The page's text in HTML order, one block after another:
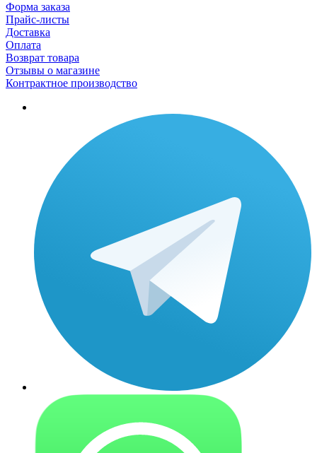
Форма заказа
Прайс-листы
Доставка
Оплата
Возврат товара
Отзывы о магазине
Контрактное производство